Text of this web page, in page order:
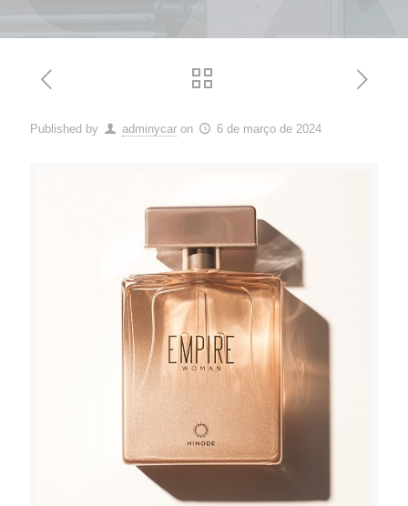
Published by adminycar on 6 de março de 2024